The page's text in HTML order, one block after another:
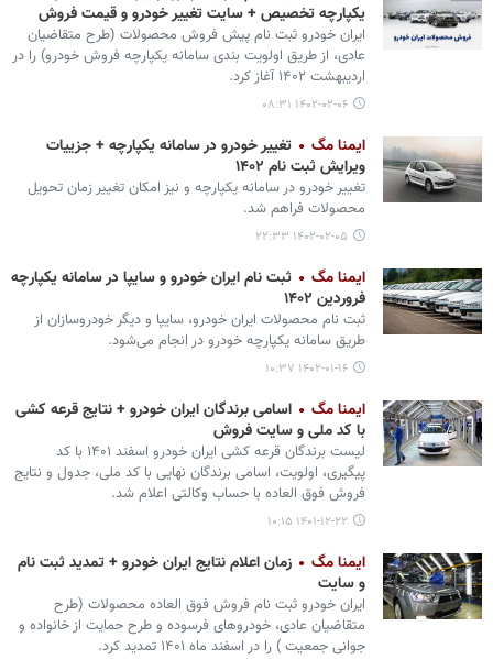
یکپارچه تخصیص + سایت تغییر خودرو و قیمت فروش
ایران خودرو ثبت نام پیش فروش محصولات (طرح متقاضیان
عادی، از طریق اولویت بندی سامانه یکپارچه فروش خودرو) را در
اردیبهشت ۱۴۰۲ آغاز کرد.
۱۴۰۲-۰۲-۰۶ ۰۸:۳۱
ایمنا مگ
تغییر خودرو در سامانه یکپارچه + جزییات
ویرایش ثبت نام ۱۴۰۲
تغییر خودرو در سامانه یکپارچه و نیز امکان تغییر زمان تحویل
محصولات فراهم شد.
۱۴۰۲-۰۲-۰۵ ۲۲:۳۳
ایمنا مگ
ثبت نام ایران خودرو و سایپا در سامانه یکپارچه
فروردین ۱۴۰۲
ثبت نام محصولات ایران خودرو، سایپا و دیگر خودروسازان از
طریق سامانه یکپارچه خودرو در انجام می‌شود.
۱۴۰۲-۰۱-۱۶ ۱۰:۳۷
ایمنا مگ
اسامی برندگان ایران خودرو + نتایج قرعه کشی
با کد ملی و سایت فروش
لیست برندگان قرعه کشی ایران خودرو اسفند ۱۴۰۱ با کد
پیگیری، اولویت، اسامی برندگان نهایی با کد ملی، جدول و نتایج
فروش فوق العاده با حساب وکالتی اعلام شد.
۱۴۰۱-۱۲-۲۲ ۱۰:۱۵
ایمنا مگ
زمان اعلام نتایج ایران خودرو + تمدید ثبت نام
و سایت
ایران خودرو ثبت نام فروش فوق العاده محصولات (طرح
متقاضیان عادی، خودروهای فرسوده و طرح حمایت از خانواده و
جوانی جمعیت ) را در اسفند ماه ۱۴۰۱ تمدید کرد.